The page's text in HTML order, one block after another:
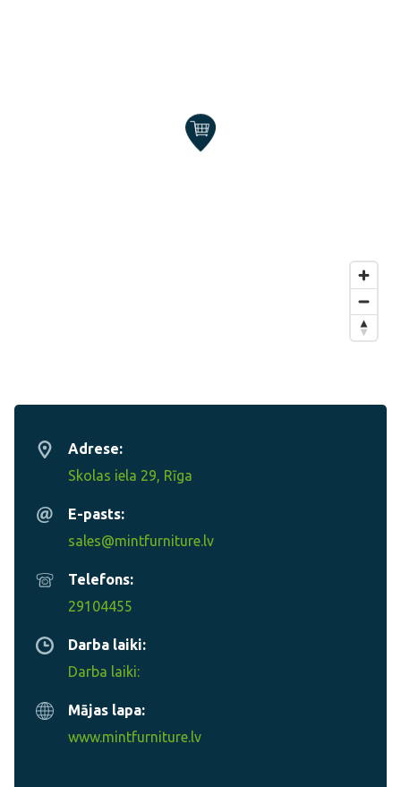
Adrese:
Skolas iela 29, Rīga
E-pasts:
sales@mintfurniture.lv
Telefons:
29104455
Darba laiki:
Darba laiki:
Mājas lapa:
www.mintfurniture.lv